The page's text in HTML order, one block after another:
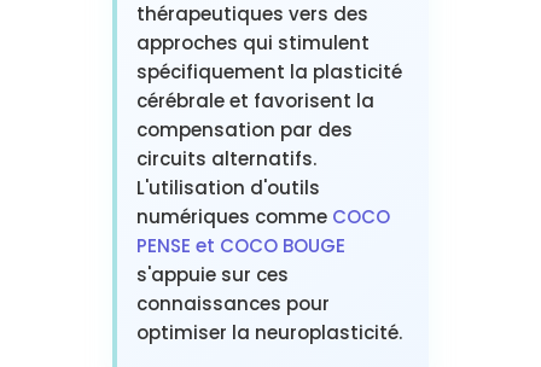
thérapeutiques vers des
approches qui stimulent
spécifiquement la plasticité
cérébrale et favorisent la
compensation par des
circuits alternatifs.
L'utilisation d'outils
numériques comme COCO
PENSE et COCO BOUGE
s'appuie sur ces
connaissances pour
optimiser la neuroplasticité.